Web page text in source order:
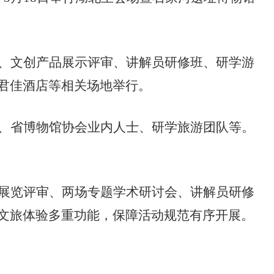
文创产品展示评审、讲解员研修班、研学游
酒店等相关场地举行。
博物馆协会业内人士、研学旅游团队等。
览评审、两场专题学术研讨会、讲解员研修
体验多重功能，保障活动规范有序开展。